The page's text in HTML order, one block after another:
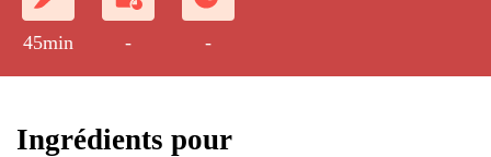
45min - -
Ingrédients pour